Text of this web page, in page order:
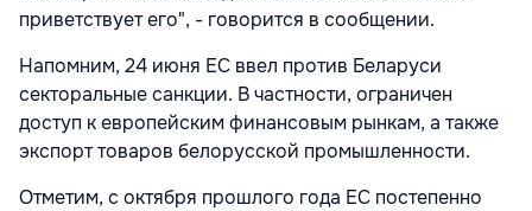
приветствует его", - говорится в сообщении.
Напомним, 24 июня ЕС ввел против Беларуси
секторальные санкции. В частности, ограничен
доступ к европейским финансовым рынкам, а также
экспорт товаров белорусской промышленности.
Отметим, с октября прошлого года ЕС постепенно